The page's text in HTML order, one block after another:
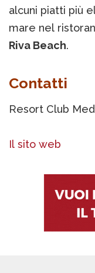
alcuni piatti più
mare nel
Riva Beach.
Contatti
Resort Club
Il sito web